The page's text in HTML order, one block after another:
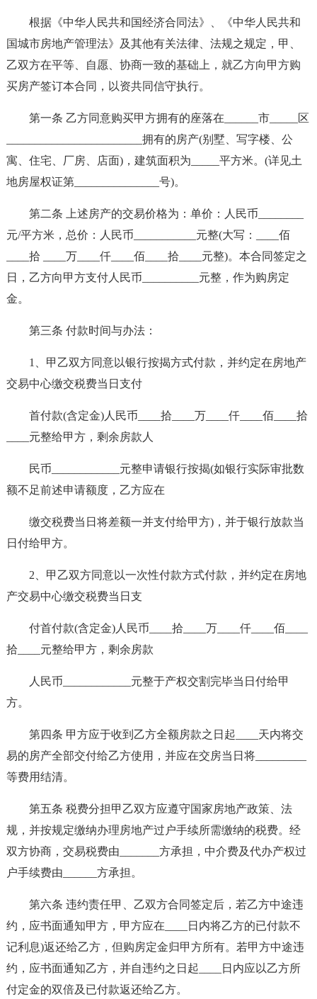
根据《中华人民共和国经济合同法》、《中华人民共和
国城市房地产管理法》及其他有关法律、法规之规定，甲、
乙双方在平等、自愿、协商一致的基础上，就乙方向甲方购
买房产签订本合同，以资共同信守执行。
第一条 乙方同意购买甲方拥有的座落在______市_____区
________________________拥有的房产(别墅、写字楼、公
寓、住宅、厂房、店面)，建筑面积为_____平方米。(详见土
地房屋权证第_______________号)。
第二条 上述房产的交易价格为：单价：人民币________
元/平方米，总价：人民币___________元整(大写：____佰
____拾 ____万____仟____佰____拾____元整)。本合同签定之
日，乙方向甲方支付人民币__________元整，作为购房定
金。
第三条 付款时间与办法：
1、甲乙双方同意以银行按揭方式付款，并约定在房地产
交易中心缴交税费当日支付
首付款(含定金)人民币____拾____万____仟____佰____拾
____元整给甲方，剩余房款人
民币____________元整申请银行按揭(如银行实际审批数
额不足前述申请额度，乙方应在
缴交税费当日将差额一并支付给甲方)，并于银行放款当
日付给甲方。
2、甲乙双方同意以一次性付款方式付款，并约定在房地
产交易中心缴交税费当日支
付首付款(含定金)人民币____拾____万____仟____佰____
拾____元整给甲方，剩余房款
人民币____________元整于产权交割完毕当日付给甲
方。
第四条 甲方应于收到乙方全额房款之日起____天内将交
易的房产全部交付给乙方使用，并应在交房当日将_________
等费用结清。
第五条 税费分担甲乙双方应遵守国家房地产政策、法
规，并按规定缴纳办理房地产过户手续所需缴纳的税费。经
双方协商，交易税费由_______方承担，中介费及代办产权过
户手续费由______方承担。
第六条 违约责任甲、乙双方合同签定后，若乙方中途违
约，应书面通知甲方，甲方应在____日内将乙方的已付款不
记利息)返还给乙方，但购房定金归甲方所有。若甲方中途违
约，应书面通知乙方，并自违约之日起____日内应以乙方所
付定金的双倍及已付款返还给乙方。